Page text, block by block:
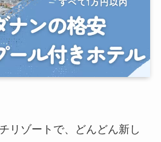
リゾートで、どんどん新し